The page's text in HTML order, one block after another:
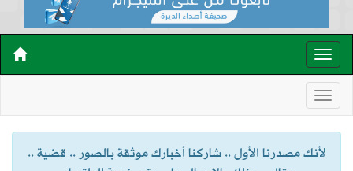
لأنك مصدرنا الأول .. شاركنا أخبارك موثقة بالصور .. قضية ..